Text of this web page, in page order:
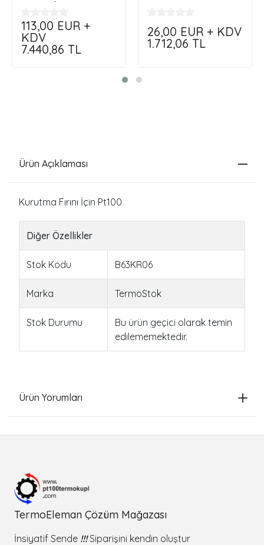
!!!
113,00 EUR +
KDV
7.440,86 TL
26,00 EUR + KDV
1.712,06 TL
Ürün Açıklaması
Kurutma Fırını İçin Pt100
Diğer Özellikler
Stok Kodu B63KR06
Marka TermoStok
Stok Durumu
Bu ürün geçici olarak temin
edilememektedir.
Ürün Yorumları
TermoEleman Çözüm Mağazası
İnsiyatif Sende !!!Siparişini kendin oluştur